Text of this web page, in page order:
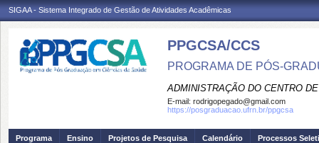
SIGAA - Sistema Integrado de Gestão de Atividades Acadêmicas
PPGCSA/CCS
PROGRAMA DE PÓS-
ADMINISTRAÇÃO DO CENTRO
E-mail: rodrigopegado@gmail.com
https://posgraduacao.ufrn.br/ppgcsa
Programa Ensino Projetos de Pesquisa Calendário Processos